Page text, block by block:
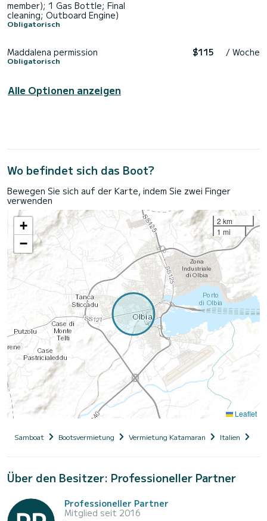
member); 1 Gas Bottle; Final
cleaning; Outboard Engine)
Obligatorisch
Maddalena permission
Obligatorisch
$115 / Woche
Alle Optionen anzeigen
Wo befindet sich das Boot?
Bewegen Sie sich auf der Karte, indem Sie zwei Finger
verwenden
+
−
2 km
1 mi
Leaflet
Samboat Bootsvermietung Vermietung Katamaran Italien
Über den Besitzer: Professioneller Partner
Professioneller Partner
Mitglied seit 2016